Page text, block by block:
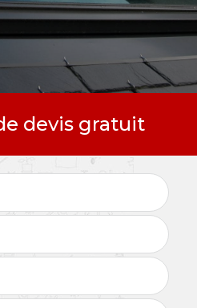
devis gratuit